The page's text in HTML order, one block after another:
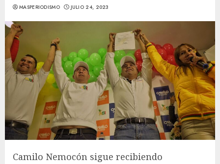
MASPERIODISMO JULIO 24, 2023
Camilo Nemocón sigue recibiendo